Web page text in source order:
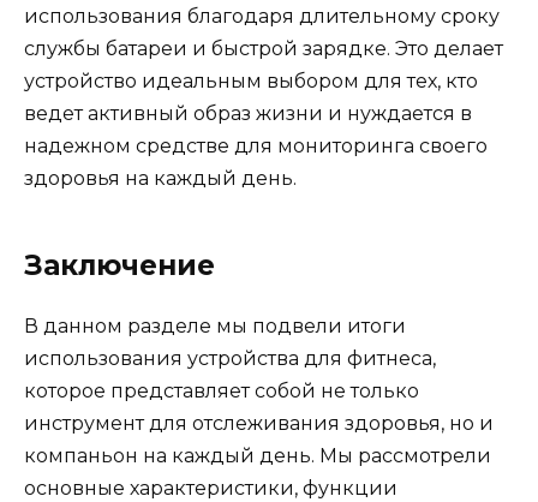
использования благодаря длительному сроку
службы батареи и быстрой зарядке. Это делает
устройство идеальным выбором для тех, кто
ведет активный образ жизни и нуждается в
надежном средстве для мониторинга своего
здоровья на каждый день.
Заключение
В данном разделе мы подвели итоги
использования устройства для фитнеса,
которое представляет собой не только
инструмент для отслеживания здоровья, но и
компаньон на каждый день. Мы рассмотрели
основные характеристики, функции